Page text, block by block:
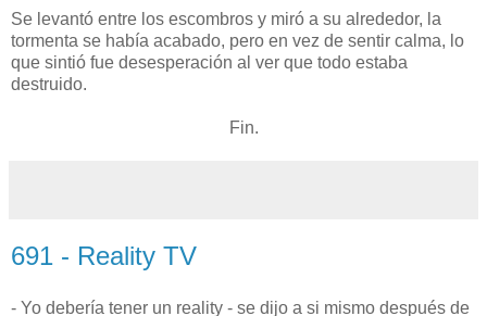
Se levantó entre los escombros y miró a su alrededor, la
tormenta se había acabado, pero en vez de sentir calma, lo
que sintió fue desesperación al ver que todo estaba
destruido.
Fin.
691 - Reality TV
- Yo debería tener un reality - se dijo a si mismo después de